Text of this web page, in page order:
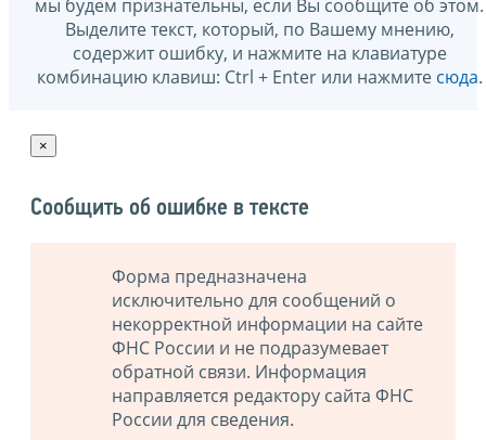
мы будем признательны, если Вы сообщите об этом.
Выделите текст, который, по Вашему мнению,
содержит ошибку, и нажмите на клавиатуре
комбинацию клавиш: Ctrl + Enter или нажмите сюда.
×
Сообщить об ошибке в тексте
Форма предназначена
исключительно для сообщений о
некорректной информации на сайте
ФНС России и не подразумевает
обратной связи. Информация
направляется редактору сайта ФНС
России для сведения.